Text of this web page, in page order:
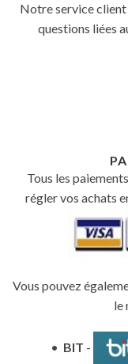
Notre service
questions liées
Tous les
régler vos achats
Vous pouvez
le
• BIT -